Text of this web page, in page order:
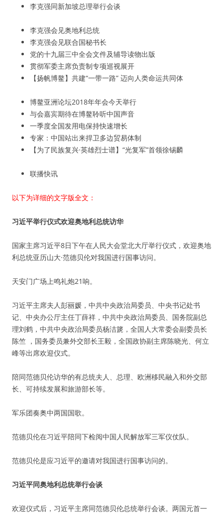
李克强同新加坡总理举行会谈
李克强会见奥地利总统
李克强会见联合国秘书长
党的十九届三中全会文件及辅导读物出版
贯彻军委主席负责制专项巡视展开
【扬帆博鳌】共建“一带一路” 迈向人类命运共同体
博鳌亚洲论坛2018年年会今天举行
与会嘉宾期待在博鳌聆听中国声音
一季度全国发用电保持快速增长
专家：中国站出来捍卫多边贸易体制
【为了民族复兴·英雄烈士谱】“光复军”首领徐锡麟
联播快讯
以下为详细的文字版全文：
习近平举行仪式欢迎奥地利总统访华
国家主席习近平8日下午在人民大会堂北大厅举行仪式，欢迎奥地
利总统亚历山大·范德贝伦对我国进行国事访问。
天安门广场上鸣礼炮21响。
习近平主席夫人彭丽媛，中共中央政治局委员、中央书记处书
记、中央办公厅主任丁薛祥，中共中央政治局委员、国务院副总
理刘鹤，中共中央政治局委员杨洁篪，全国人大常委会副委员长
陈竺 ，国务委员兼外交部长王毅，全国政协副主席陈晓光、何立
峰等出席欢迎仪式。
陪同范德贝伦访华的有总统夫人、总理、欧洲移民融入和外交部
长、可持续发展和旅游部长等。
军乐团奏奥中两国国歌。
范德贝伦在习近平陪同下检阅中国人民解放军三军仪仗队。
范德贝伦是应习近平的邀请对我国进行国事访问的。
习近平同奥地利总统举行会谈
欢迎仪式后，习近平主席同范德贝伦总统举行会谈。两国元首一